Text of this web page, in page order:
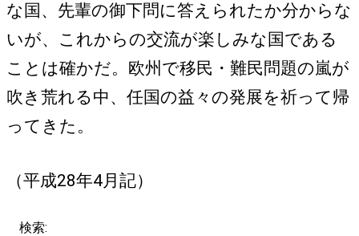
な国、先輩の御下問に答えられたか分からな
いが、これからの交流が楽しみな国である
ことは確かだ。欧州で移民・難民問題の嵐が
吹き荒れる中、任国の益々の発展を祈って帰
ってきた。
（平成28年4月記）
検索: